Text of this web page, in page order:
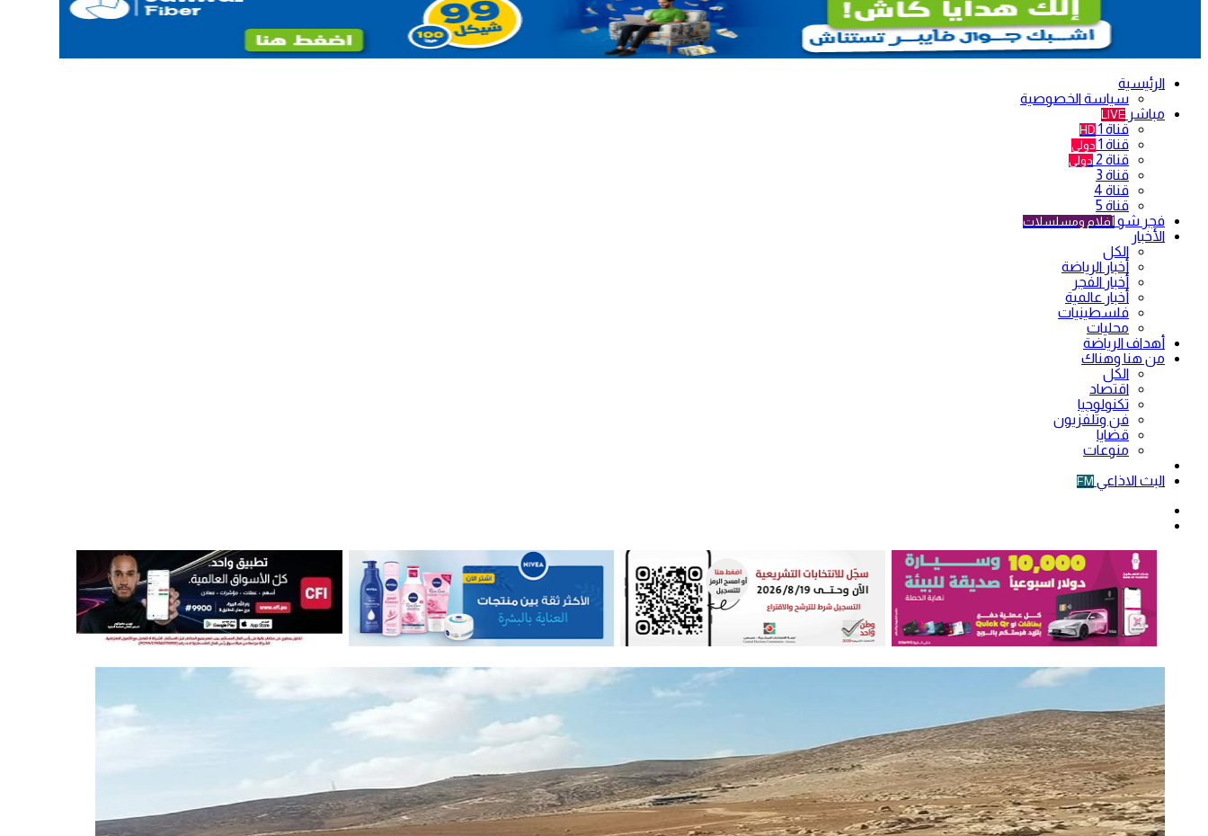
الرئيسية
سياسة الخصوصية
مباشر LIVE
قناة 1 HD
قناة 1 دولي
قناة 2 دولي
قناة 3
قناة 4
قناة 5
فجر شو أفلام ومسلسلات
الأخبار
الكل
أخبار الرياضة
أخبار الفجر
أخبار عالمية
فلسطينيات
محليات
أهداف الرياضة
من هنا وهناك
الكل
اقتصاد
تكنولوجيا
فن وتلفزيون
قضايا
منوعات
البث الاذاعي FM